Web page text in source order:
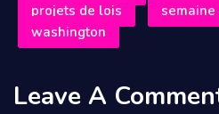
projets de lois
washington
Leave A